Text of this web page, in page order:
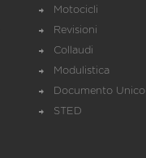
Motocicli
Revisioni
Collaudi
Modulistica
Documento Unico
STED